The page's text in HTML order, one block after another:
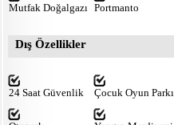
Mutfak Doğalgazı Portmanto
Dış Özellikler
24 Saat Güvenlik Çocuk Oyun Parkı